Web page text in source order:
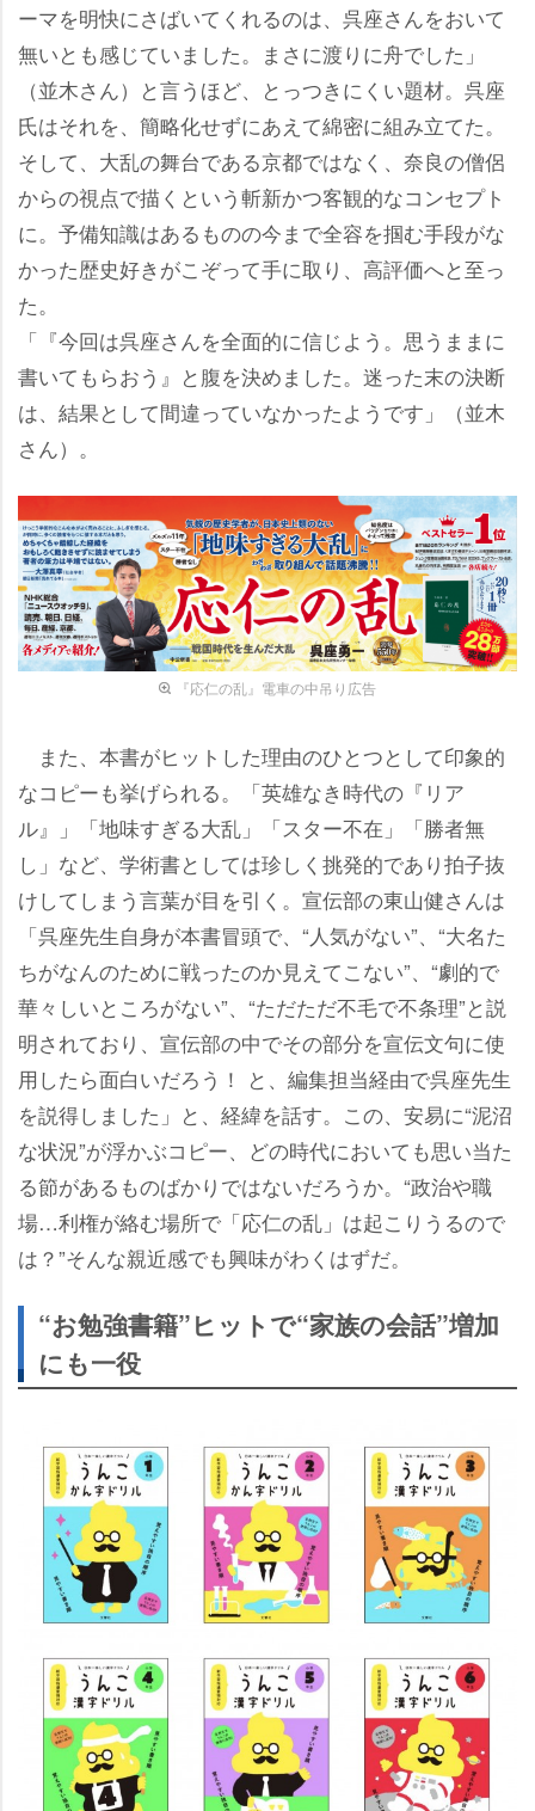
ーマを明快にさばいてくれるのは、呉座さんをおいて
無いとも感じていました。まさに渡りに舟でした」
（並木さん）と言うほど、とっつきにくい題材。呉座
氏はそれを、簡略化せずにあえて綿密に組み立てた。
そして、大乱の舞台である京都ではなく、奈良の僧侶
からの視点で描くという斬新かつ客観的なコンセプト
に。予備知識はあるものの今まで全容を掴む手段がな
かった歴史好きがこぞって手に取り、高評価へと至っ
た。
「『今回は呉座さんを全面的に信じよう。思うままに
書いてもらおう』と腹を決めました。迷った末の決断
は、結果として間違っていなかったようです」（並木
さん）。
『応仁の乱』電車の中吊り広告
また、本書がヒットした理由のひとつとして印象的
なコピーも挙げられる。「英雄なき時代の『リア
ル』」「地味すぎる大乱」「スター不在」「勝者無
し」など、学術書としては珍しく挑発的であり拍子抜
けしてしまう言葉が目を引く。宣伝部の東山健さんは
「呉座先生自身が本書冒頭で、“人気がない”、“大名た
ちがなんのために戦ったのか見えてこない”、“劇的で
華々しいところがない”、“ただただ不毛で不条理”と説
明されており、宣伝部の中でその部分を宣伝文句に使
用したら面白いだろう！ と、編集担当経由で呉座先生
を説得しました」と、経緯を話す。この、安易に“泥沼
な状況”が浮かぶコピー、どの時代においても思い当た
る節があるものばかりではないだろうか。“政治や職
場…利権が絡む場所で「応仁の乱」は起こりうるので
は？”そんな親近感でも興味がわくはずだ。
“お勉強書籍”ヒットで“家族の会話”増加
にも一役